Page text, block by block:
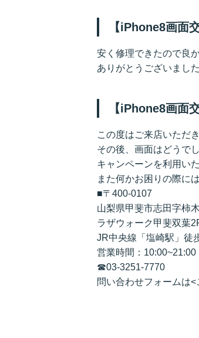
【iPhone8画面
安く修理できたので良
ありがとうございました
【iPhone8画面
この度はご来店いただ
その後、画面はどうでし
キャンペーンを利用い
また何かお困りの際に
■〒400-0107
山梨県甲斐市志田字柿
ラザウォーク甲斐双葉
JR中央線「塩崎駅」徒
営業時間：10:00~21:00
☎03-3251-7770
問い合わせフォームは<